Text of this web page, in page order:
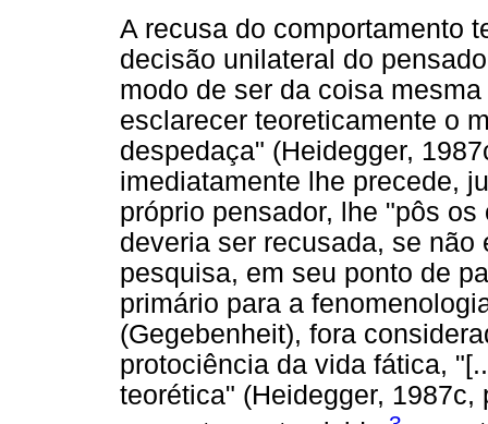
A recusa do comportamento
decisão unilateral do
modo de ser da coisa
esclarecer teoreticamente o
despedaça" (Heidegger,
imediatamente lhe precede,
próprio pensador, lhe "pôs
deveria ser recusada, se
pesquisa, em seu ponto de
primário para a
(Gegebenheit), fora
protociência da vida fática,
teorética" (Heidegger,